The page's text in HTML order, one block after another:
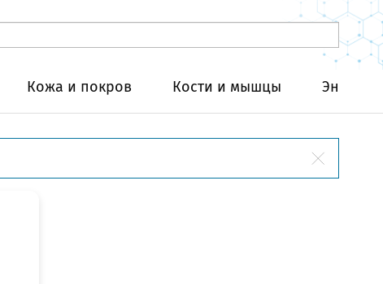
Кожа и покров Кости и мышцы